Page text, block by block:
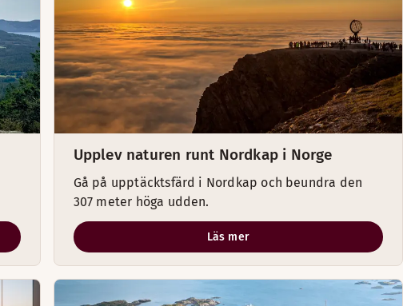
Upplev naturen runt Nordkap i Norge
Gå på upptäcktsfärd i Nordkap och beundra den
307 meter höga udden.
Läs mer